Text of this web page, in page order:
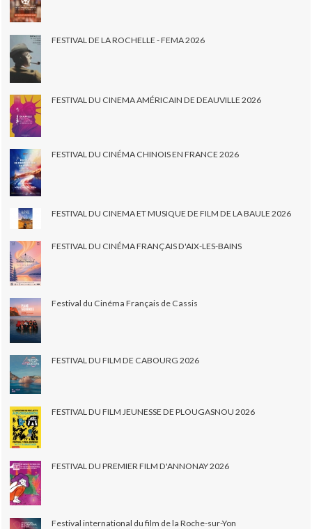
FESTIVAL DE LA ROCHELLE - FEMA 2026
FESTIVAL DU CINEMA AMÉRICAIN DE DEAUVILLE 2026
FESTIVAL DU CINÉMA CHINOIS EN FRANCE 2026
FESTIVAL DU CINEMA ET MUSIQUE DE FILM DE LA BAULE 2026
FESTIVAL DU CINÉMA FRANÇAIS D'AIX-LES-BAINS
Festival du Cinéma Français de Cassis
FESTIVAL DU FILM DE CABOURG 2026
FESTIVAL DU FILM JEUNESSE DE PLOUGASNOU 2026
FESTIVAL DU PREMIER FILM D'ANNONAY 2026
Festival international du film de la Roche-sur-Yon